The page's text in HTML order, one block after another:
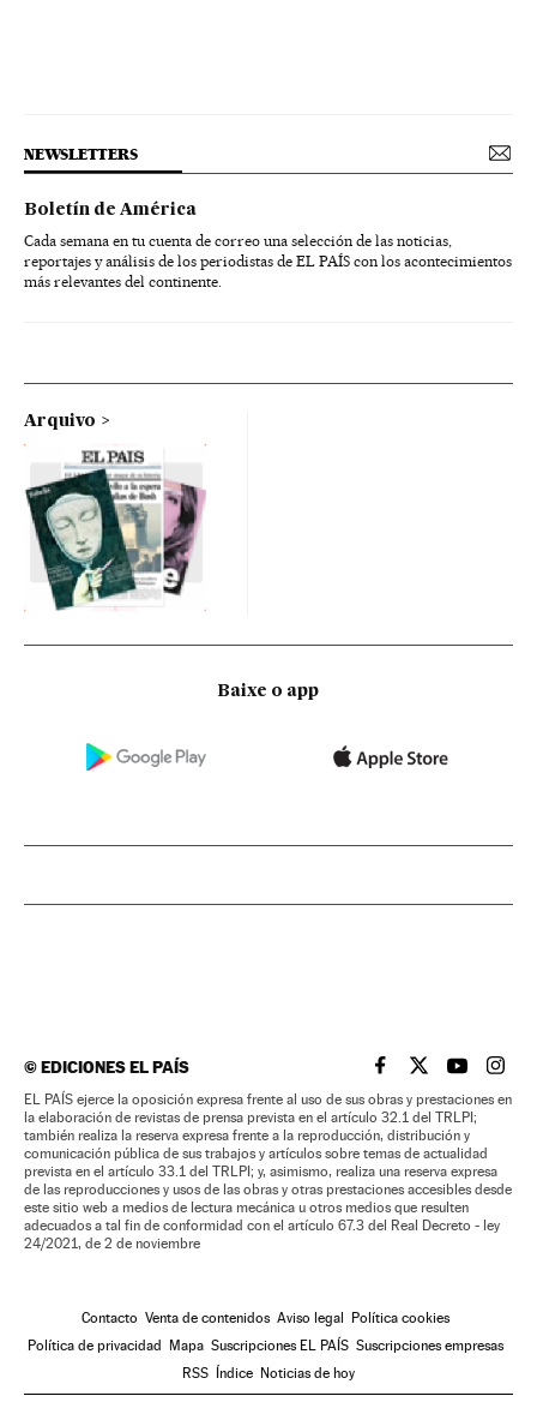
NEWSLETTERS
Boletín de América
Cada semana en tu cuenta de correo una selección de las noticias,
reportajes y análisis de los periodistas de EL PAÍS con los acontecimientos
más relevantes del continente.
Arquivo
Baixe o app
©EDICIONES EL PAÍS EL PAÍS BRASIL EN
EL PAÍSEL PAÍS
EL
EL PAÍS ejerce la oposición expresa frente al uso de sus obras y prestaciones en
la elaboración de revistas de prensa prevista en el artículo 32.1 del TRLPI;
también realiza la reserva expresa frente a la reproducción, distribución y
comunicación pública de sus trabajos y artículos sobre temas de actualidad
prevista en el artículo 33.1 del TRLPI; y, asimismo, realiza una reserva expresa
de las reproducciones y usos de las obras y otras prestaciones accesibles desde
este sitio web a medios de lectura mecánica u otros medios que resulten
adecuados a tal fin de conformidad con el artículo 67.3 del Real Decreto - ley
24/2021, de 2 de noviembre
Contacto Venta de contenidos Aviso legal
Política cookies
Política de privacidad
Mapa Suscripciones EL PAÍS Suscripciones empresas
RSS
Índice Noticias de hoy